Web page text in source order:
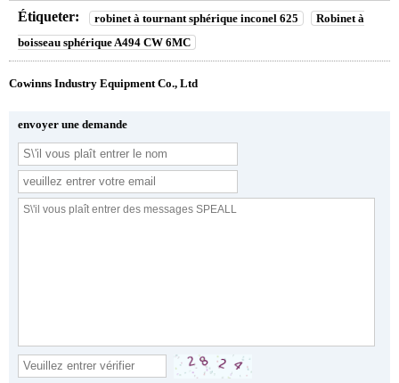
Étiqueter: robinet à tournant sphérique inconel 625
Robinet à
boisseau sphérique A494 CW 6MC
Cowinns Industry Equipment Co., Ltd
envoyer une demande